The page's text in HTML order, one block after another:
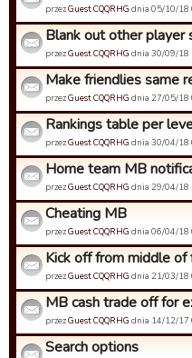
przezGuest CQQRHG dnia 05/10/18
Blank out other player
przezGuest CQQRHG dnia 30/09/18
Make friendlies same
przezGuest CQQRHG dnia 27/05/18
Rankings table per
przezGuest CQQRHG dnia 30/04/18
Home team MB
przezGuest CQQRHG dnia 29/04/18
Cheating MB
przezGuest CQQRHG dnia 06/04/18
Kick off from middle of
przezGuest CQQRHG dnia 21/03/18
MB cash trade off for
przezGuest CQQRHG dnia 14/12/17
Search options